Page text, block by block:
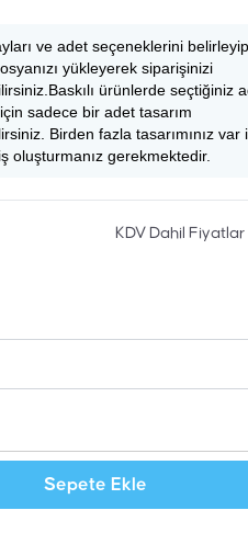
ve adet seçeneklerini belirleyip
yükleyerek siparişinizi
ürünlerde seçtiğiniz
sadece bir adet tasarım
Birden fazla tasarımınız var
oluşturmanız gerekmektedir.
KDV Dahil Fiyatlar
Sepete Ekle